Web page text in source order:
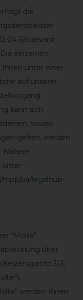
die
24 Boulevard
einzelnen
Ihnen unter einer
auf unserer
kann sich
soweit
gelten, werden
Nähere
unter
mpp/ua/legalhub-
"Mollie"
über
313,
werden Ihnen